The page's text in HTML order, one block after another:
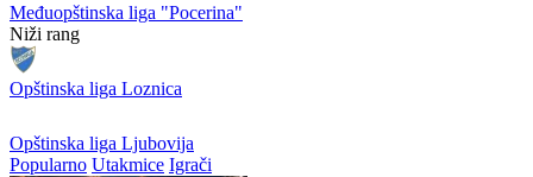
Međuopštinska liga "Pocerina"
Niži rang
Opštinska liga Loznica
Opštinska liga Ljubovija
Popularno Utakmice Igrači